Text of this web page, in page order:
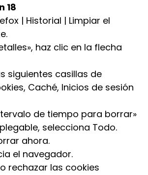
18
| Historial | Limpiar el
haz clic en la flecha
siguientes casillas de
Caché, Inicios de sesión
de tiempo para borrar»
selecciona Todo.
ahora.
el navegador.
rechazar las cookies